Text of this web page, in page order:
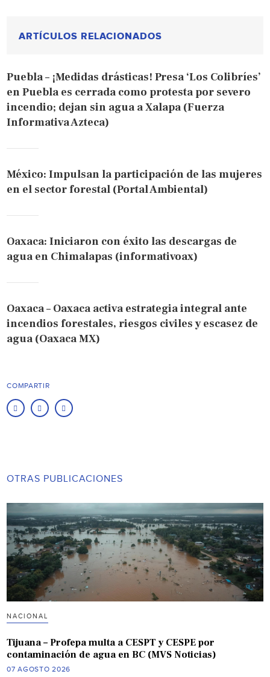
ARTÍCULOS RELACIONADOS
Puebla – ¡Medidas drásticas! Presa ‘Los Colibríes’
en Puebla es cerrada como protesta por severo
incendio; dejan sin agua a Xalapa (Fuerza
Informativa Azteca)
México: Impulsan la participación de las mujeres
en el sector forestal (Portal Ambiental)
Oaxaca: Iniciaron con éxito las descargas de
agua en Chimalapas (informativoax)
Oaxaca – Oaxaca activa estrategia integral ante
incendios forestales, riesgos civiles y escasez de
agua (Oaxaca MX)
COMPARTIR
OTRAS PUBLICACIONES
NACIONAL
Tijuana – Profepa multa a CESPT y CESPE por
contaminación de agua en BC (MVS Noticias)
07 AGOSTO 2026